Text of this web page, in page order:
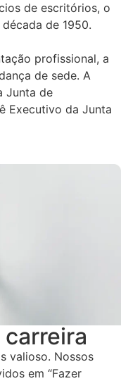
de escritórios, o
de 1950.
profissional, a
de sede. A
Junta de
Executivo da Junta
valioso. Nossos
em “Fazer